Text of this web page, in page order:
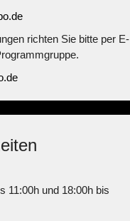
richten Sie bitte per E-
11:00h und 18:00h bis